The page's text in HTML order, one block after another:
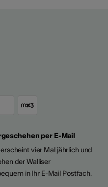
per E-Mail
vier Mal jährlich und
der Walliser
in Ihr E-Mail Postfach.